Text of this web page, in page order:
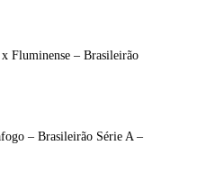
Fluminense – Brasileirão
– Brasileirão Série A –